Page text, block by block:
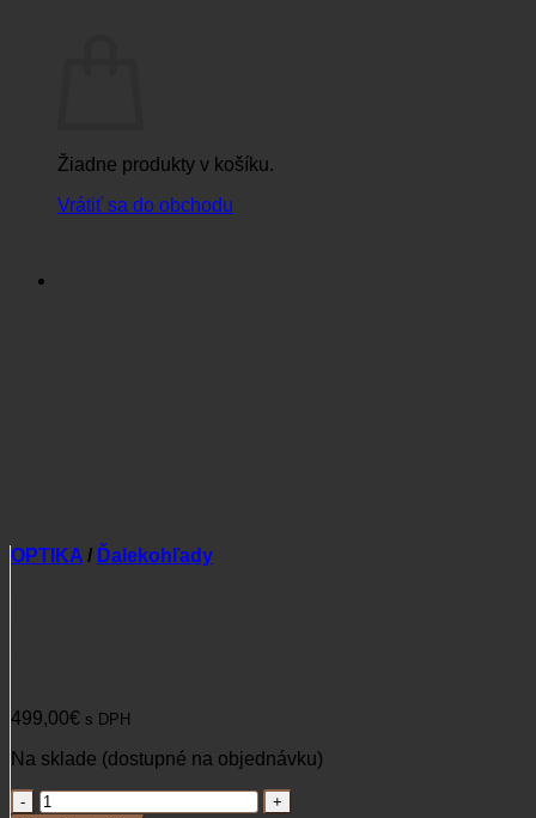
Žiadne produkty v košíku.
Vrátiť sa do obchodu
OPTIKA / Ďalekohľady
499,00€ s DPH
Na sklade (dostupné na objednávku)
množstvo